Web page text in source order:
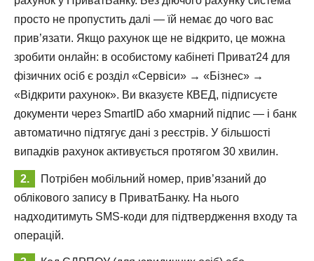
просто не пропустить далі — їй немає до чого вас
прив’язати. Якщо рахунок ще не відкрито, це можна
зробити онлайн: в особистому кабінеті Приват24 для
фізичних осіб є розділ «Сервіси» → «Бізнес» →
«Відкрити рахунок». Ви вказуєте КВЕД, підписуєте
документи через SmartID або хмарний підпис — і банк
автоматично підтягує дані з реєстрів. У більшості
випадків рахунок активується протягом 30 хвилин.
Потрібен мобільний номер, прив’язаний до
облікового запису в ПриватБанку. На нього
надходитимуть SMS-коди для підтвердження входу та
операцій.